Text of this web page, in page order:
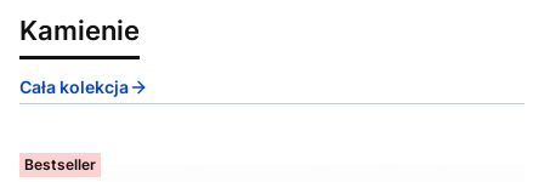
Kamienie
Cała kolekcja
Bestseller